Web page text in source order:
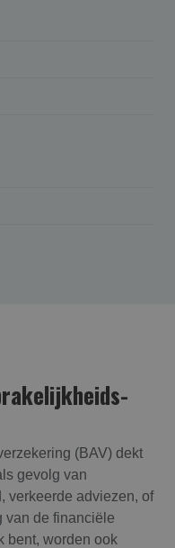
(BAV) dekt
gevolg van
verkeerde adviezen, of
van de financiële
bent, worden ook